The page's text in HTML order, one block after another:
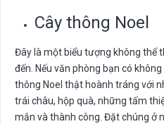
Cây thông Noel
Đây là một biểu tượng không thể
đến. Nếu văn phòng bạn có
thông Noel thật hoành tráng với
trái châu, hộp quà, những tấm
mắn và thành công. Đặt chúng ở